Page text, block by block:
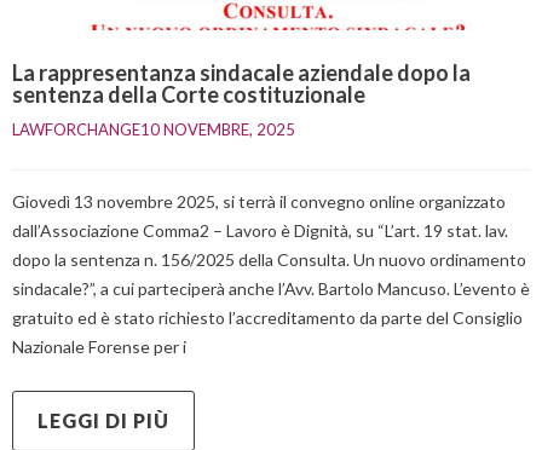
La rappresentanza sindacale aziendale dopo la
sentenza della Corte costituzionale
LAWFORCHANGE10 NOVEMBRE, 2025
Giovedì 13 novembre 2025, si terrà il convegno online organizzato
dall’Associazione Comma2 – Lavoro è Dignità, su “L’art. 19 stat. lav.
dopo la sentenza n. 156/2025 della Consulta. Un nuovo ordinamento
sindacale?”, a cui parteciperà anche l’Avv. Bartolo Mancuso. L’evento è
gratuito ed è stato richiesto l’accreditamento da parte del Consiglio
Nazionale Forense per i
LEGGI DI PIÙ